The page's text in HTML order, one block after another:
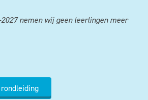
nemen wij geen leerlingen meer